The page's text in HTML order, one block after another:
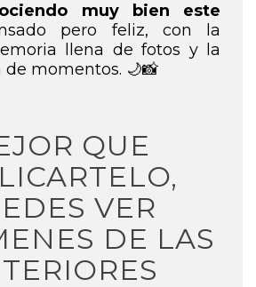
muy bien este
pero feliz, con la
llena de fotos y la
momentos. 🌙📸
QUE
VER
DE LAS